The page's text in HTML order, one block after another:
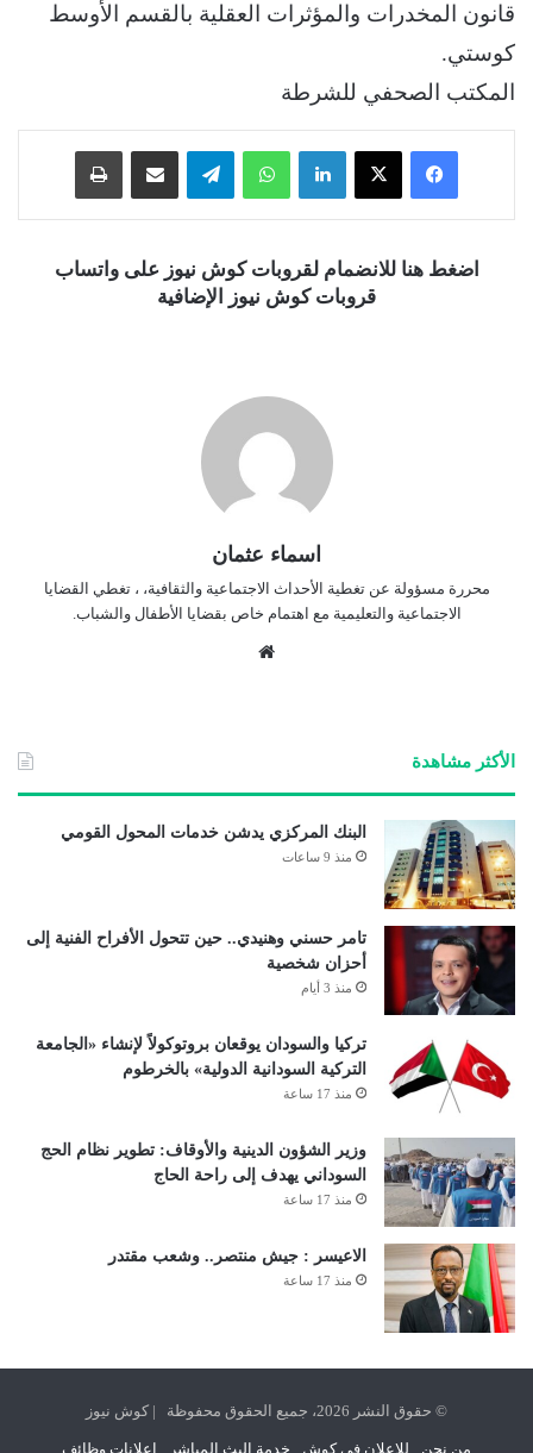
قانون المخدرات والمؤثرات العقلية بالقسم الأوسط
كوستي.
المكتب الصحفي للشرطة
فيسبوك ‫X لينكدإن واتساب تيلقرام
اضغط هنا للانضمام لقروبات كوش نيوز على واتساب
قروبات كوش نيوز الإضافية
اسماء عثمان
محررة مسؤولة عن تغطية الأحداث الاجتماعية والثقافية، ، تغطي القضايا
الاجتماعية والتعليمية مع اهتمام خاص بقضايا الأطفال والشباب.
الأكثر مشاهدة
البنك المركزي يدشن خدمات المحول القومي
منذ 9 ساعات
تامر حسني وهنيدي.. حين تتحول الأفراح الفنية إلى
أحزان شخصية
منذ 3 أيام
تركيا والسودان يوقعان بروتوكولاً لإنشاء «الجامعة
التركية السودانية الدولية» بالخرطوم
منذ 17 ساعة
وزير الشؤون الدينية والأوقاف: تطوير نظام الحج
السوداني يهدف إلى راحة الحاج
منذ 17 ساعة
الاعيسر : جيش منتصر.. وشعب مقتدر
منذ 17 ساعة
© حقوق النشر 2026، جميع الحقوق محفوظة | كوش نيوز
من نحن للإعلان في كوش خدمة البث المباشر اعلانات وظائف